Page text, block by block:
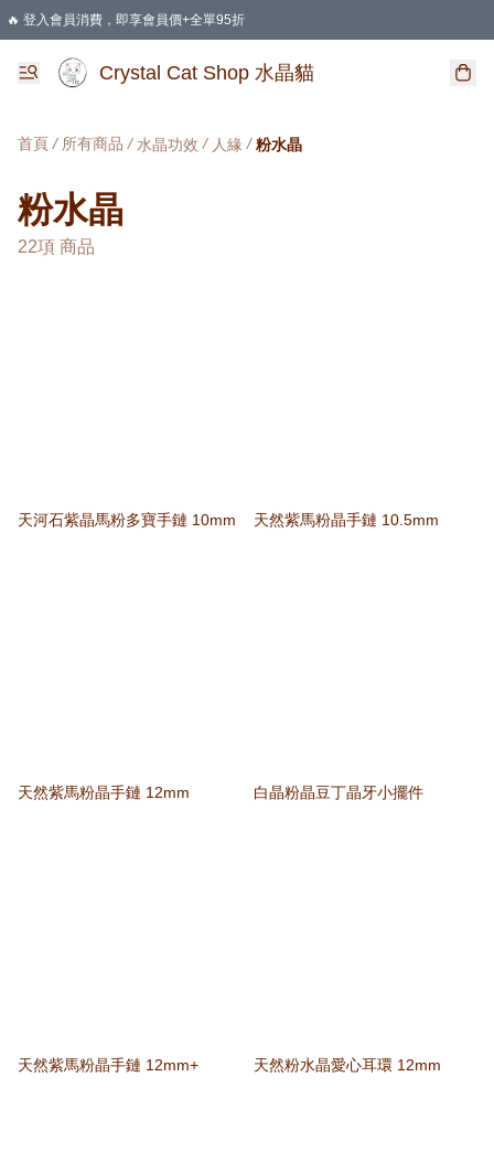
🔥 登入會員消費，即享會員價+全單95折
🛍️ 購物滿HKD 400 即享免運費優惠
Crystal Cat Shop 水晶貓
首頁 / 所有商品 / 水晶功效 / 人緣 / 粉水晶
粉水晶
22項 商品
天河石紫晶馬粉多寶手鏈 10mm 天然紫馬粉晶手鏈 10.5mm
天然紫馬粉晶手鏈 12mm 白晶粉晶豆丁晶牙小擺件
天然紫馬粉晶手鏈 12mm+ 天然粉水晶愛心耳環 12mm